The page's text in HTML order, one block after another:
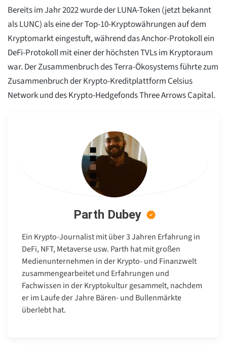
Bereits im Jahr 2022 wurde der LUNA-Token (jetzt bekannt
als LUNC) als eine der Top-10-Kryptowährungen auf dem
Kryptomarkt eingestuft, während das Anchor-Protokoll ein
DeFi-Protokoll mit einer der höchsten TVLs im Kryptoraum
war. Der Zusammenbruch des Terra-Ökosystems führte zum
Zusammenbruch der Krypto-Kreditplattform Celsius
Network und des Krypto-Hedgefonds Three Arrows Capital.
Parth Dubey
Ein Krypto-Journalist mit über 3 Jahren Erfahrung in
DeFi, NFT, Metaverse usw. Parth hat mit großen
Medienunternehmen in der Krypto- und Finanzwelt
zusammengearbeitet und Erfahrungen und
Fachwissen in der Kryptokultur gesammelt, nachdem
er im Laufe der Jahre Bären- und Bullenmärkte
überlebt hat.